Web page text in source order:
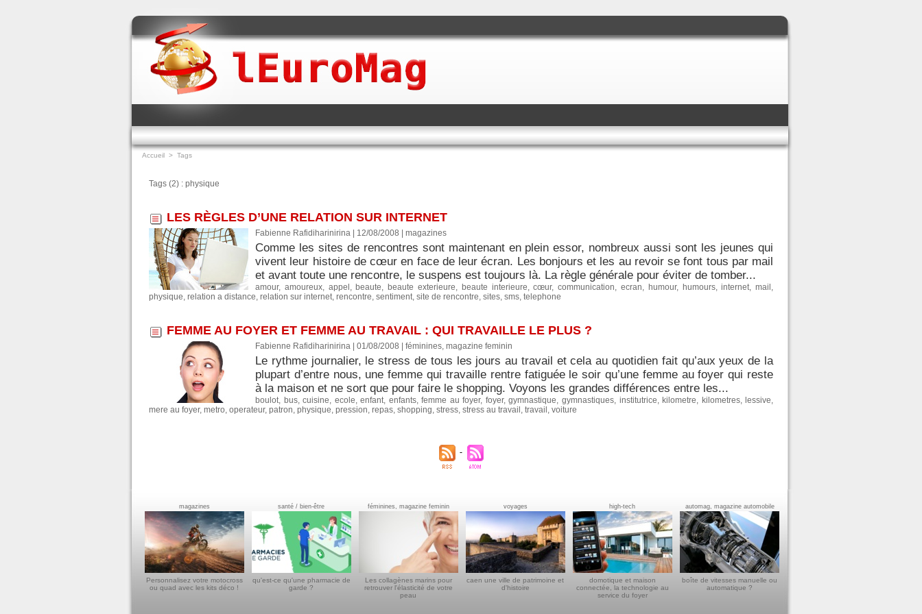
Accueil > Tags
Tags (2) : physique
LES RÈGLES D’UNE RELATION SUR INTERNET
Fabienne Rafidiharinirina | 12/08/2008 magazines
Comme les sites de rencontres sont maintenant en plein essor, nombreux aussi sont les jeunes qui
vivent leur histoire de cœur en face de leur écran. Les bonjours et les au revoir se font tous par mail
et avant toute une rencontre, le suspens est toujours là. La règle générale pour éviter de tomber...
amour, amoureux, appel , beaute, beaute exterieure, beaute interieure,cœur,communication, ecran, humour, humours,internet,mail ,
physique, relation a distance, relation sur internet, rencontre, sentiment, site de rencontre, sites, sms, telephone
FEMME AU FOYER ET FEMME AU TRAVAIL : QUI TRAVAILLE LE PLUS ?
Fabienne Rafidiharinirina | 01/08/2008 féminines, magazine feminin
Le rythme journalier, le stress de tous les jours au travail et cela au quotidien fait qu’aux yeux de la
plupart d’entre nous, une femme qui travaille rentre fatiguée le soir qu’une femme au foyer qui reste
à la maison et ne sort que pour faire le shopping. Voyons les grandes différences entre les...
boulot, bus,cuisine, ecole,enfant, enfants,femme au foyer, foyer,gymnastique, gymnastiques, institutrice, kilometre, kilometres, lessive,
mere au foyer, metro, operateur, patron, physique, pression, repas, shopping, stress, stress au travail , travail , voiture
magazines
Personnalisez votre motocross
ou quad avec les kits déco !
santé / bien-être
qu'est-ce qu'une pharmacie de
garde ?
féminines, magazine feminin
Les collagènes marins pour
retrouver l'élasticité de votre
peau
voyages
caen une ville de patrimoine et
d'histoire
high-tech
domotique et maison
connectée, la technologie au
service du foyer
automag, magazine automobile
boîte de vitesses manuelle ou
automatique ?